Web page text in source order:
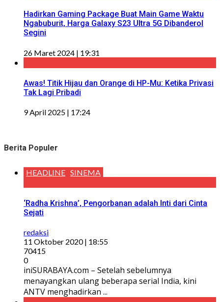
Hadirkan Gaming Package Buat Main Game Waktu
Ngabuburit, Harga Galaxy S23 Ultra 5G Dibanderol
Segini
26 Maret 2024 | 19:31
Awas! Titik Hijau dan Orange di HP-Mu: Ketika Privasi
Tak Lagi Pribadi
9 April 2025 | 17:24
Berita Populer
HEADLINE SINEMA
‘Radha Krishna’, Pengorbanan adalah Inti dari Cinta
Sejati
redaksi
11 Oktober 2020 | 18:55
70415
0
iniSURABAYA.com – Setelah sebelumnya
menayangkan ulang beberapa serial India, kini
ANTV menghadirkan ...